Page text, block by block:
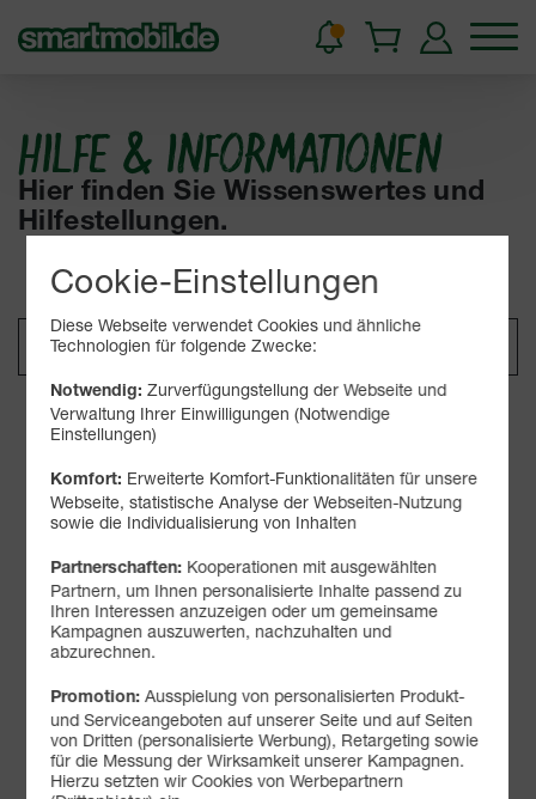
HILFE & INFORMATIONEN
Hier finden Sie Wissenswertes und
Hilfestellungen.
Suchen
Kategorien
FAQ: Am häufigsten gesucht
Festnetz
Festnetz-Geräte
Kundendaten
Mobilfunk
Cookie-Einstellungen
Diese Webseite verwendet Cookies und ähnliche
Technologien für folgende Zwecke:
Notwendig: Zurverfügungstellung der Webseite und
Verwaltung Ihrer Einwilligungen (Notwendige
Einstellungen)
Komfort: Erweiterte Komfort-Funktionalitäten für unsere
Webseite, statistische Analyse der Webseiten-Nutzung
sowie die Individualisierung von Inhalten
Partnerschaften: Kooperationen mit ausgewählten
Partnern, um Ihnen personalisierte Inhalte passend zu
Ihren Interessen anzuzeigen oder um gemeinsame
Kampagnen auszuwerten, nachzuhalten und
abzurechnen.
Promotion: Ausspielung von personalisierten Produkt-
und Serviceangeboten auf unserer Seite und auf Seiten
von Dritten (personalisierte Werbung), Retargeting sowie
für die Messung der Wirksamkeit unserer Kampagnen.
Hierzu setzten wir Cookies von Werbepartnern